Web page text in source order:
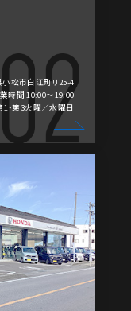
松市白江町リ25-4
時間 10:00～19:00
1・第3火曜／水曜日